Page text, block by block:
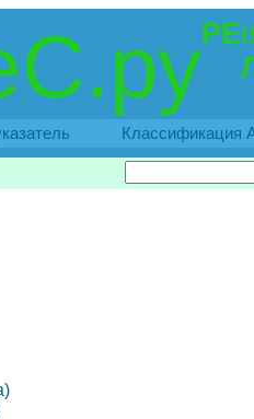
РЕ
Классификация